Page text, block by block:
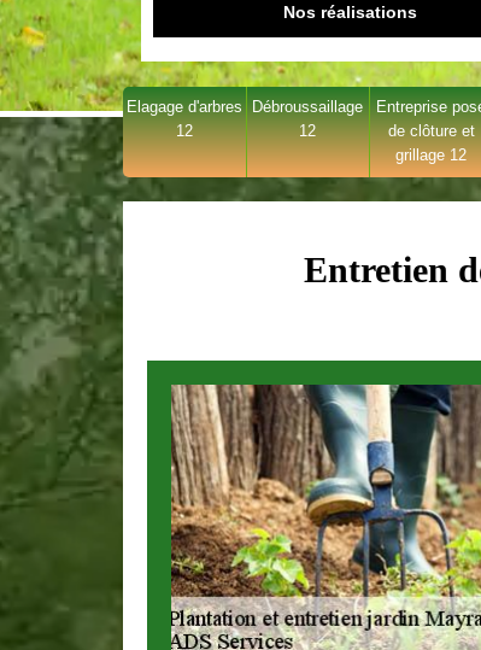
Nos réalisations
Elagage d'arbres
12
Débroussaillage
12
Entreprise
de clôture et
grillage 12
Entretien